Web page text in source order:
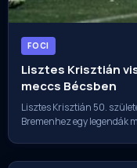
FOCI
Lisztes Krisztián
meccs Bécsben
Lisztes Krisztián 50.
Bremenhez egy legendák